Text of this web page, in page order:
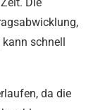
schnell
da die